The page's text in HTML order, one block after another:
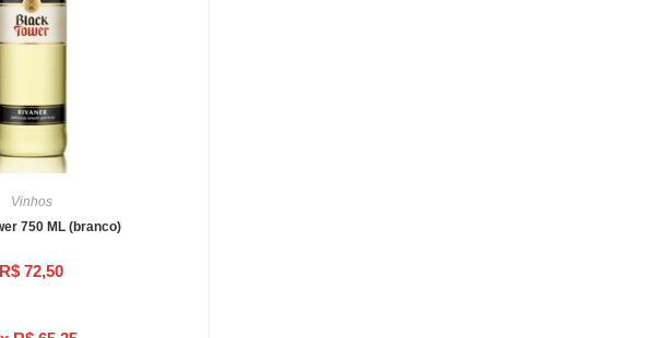
Vinhos
750 ML (branco)
R$ 72,50